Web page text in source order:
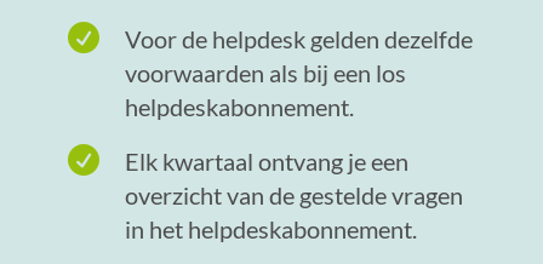

Voor de helpdesk gelden dezelfde
voorwaarden als bij een los
helpdeskabonnement.

Elk kwartaal ontvang je een
overzicht van de gestelde vragen
in het helpdeskabonnement.